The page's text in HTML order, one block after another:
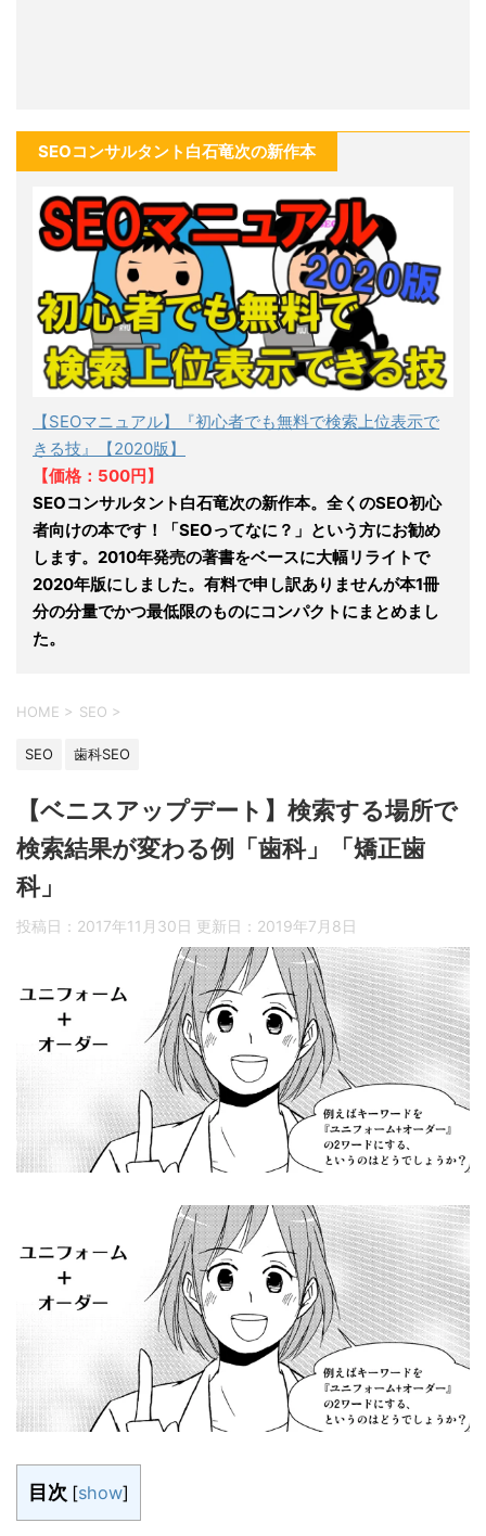
SEOコンサルタント白石竜次の新作本
【SEOマニュアル】『初心者でも無料で検索上位表示で
きる技』【2020版】
【価格：500円】
SEOコンサルタント白石竜次の新作本。全くのSEO初心
者向けの本です！「SEOってなに？」という方にお勧め
します。2010年発売の著書をベースに大幅リライトで
2020年版にしました。有料で申し訳ありませんが本1冊
分の分量でかつ最低限のものにコンパクトにまとめまし
た。
HOME > SEO >
SEO 歯科SEO
【ベニスアップデート】検索する場所で
検索結果が変わる例「歯科」「矯正歯
科」
投稿日：2017年11月30日 更新日： 2019年7月8日
目次 [show]